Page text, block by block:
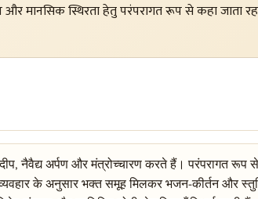
मानसिक स्थिरता हेतु परंपरागत रूप से कहा जाता
दीप, नैवैद्य अर्पण और मंत्रोच्चारण करते हैं। परंपरागत
के अनुसार भक्त समूह मिलकर भजन-कीर्तन और